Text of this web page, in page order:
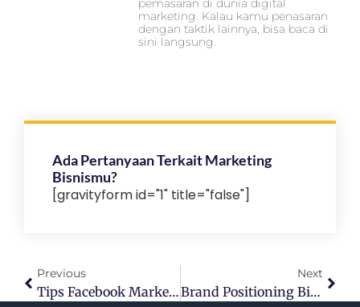
marketing. Kalau kamu penasaran
dengan taktik lainnya, bisa baca di
sini langsung.
Ada Pertanyaan Terkait Marketing
Bisnismu?
[gravityform id="1" title="false"]
Previous
Tips Facebook Marketing Buat Bisnismu!
Next
Brand Positioning Bikin Produkmu Unggul